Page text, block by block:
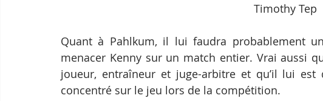
Timothy Tep
Quant à Pahlkum, il lui faudra probablement
menacer Kenny sur un match entier. Vrai aussi
joueur, entraîneur et juge-arbitre et qu’il lui est
concentré sur le jeu lors de la compétition.